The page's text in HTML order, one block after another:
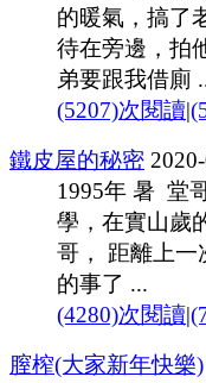
的暖氣，搞了
待在旁邊，拍
弟要跟我借廁
(5207)次閱讀|
鐵皮屋的秘密
1995年 暑 堂
學，在實山歲
哥， 距離上一
的事了 ...
(4280)次閱讀|
膣榨(大家新年快樂)